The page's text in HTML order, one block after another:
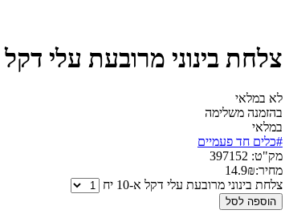
צלחת בינוני מרובעת עלי דקל א-
לא במלאי
בהזמנה משלימה
במלאי
#כלים חד פעמיים
מק"ט: 397152
מחיר:
14.9₪
צלחת בינוני מרובעת עלי דקל א-10 יח
הוספה לסל